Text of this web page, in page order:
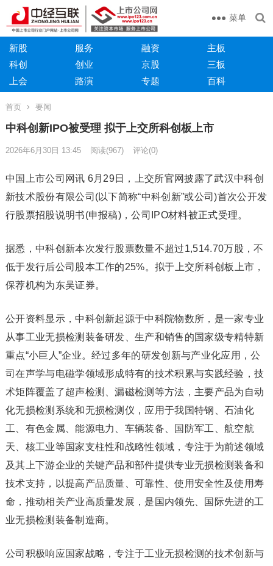
菜单
新股 服务 融资
主板
科创
创业 京股
三板
上会
路演 专题 百科
首页 要闻
中科创新IPO被受理 拟于上交所科创板上市
2026年6月30日 13:45 阅读(967) 评论(0)
中国上市公司网讯 6月29日，上交所官网披露了武汉中科创
新技术股份有限公司(以下简称“中科创新”或公司)首次公开发
行股票招股说明书(申报稿)，公司IPO材料被正式受理。
据悉，中科创新本次发行股票数量不超过1,514.70万股，不
低于发行后公司股本工作的25%。拟于上交所科创板上市，
保荐机构为东吴证券。
公开资料显示，中科创新起源于中科院物数所，是一家专业
从事工业无损检测装备研发、生产和销售的国家级专精特新
重点“小巨人”企业。经过多年的研发创新与产业化应用，公
司在声学与电磁学领域形成特有的技术积累与实践经验，技
术矩阵覆盖了超声检测、漏磁检测等方法，主要产品为自动
化无损检测系统和无损检测仪，应用于我国特钢、石油化
工、有色金属、能源电力、车辆装备、国防军工、航空航
天、核工业等国家支柱性和战略性领域，专注于为前述领域
及其上下游企业的关键产品和部件提供专业无损检测装备和
技术支持，以提高产品质量、可靠性、使用安全性及使用寿
命，推动相关产业高质量发展，是国内领先、国际先进的工
业无损检测装备制造商。
公司积极响应国家战略，专注于工业无损检测的技术创新与